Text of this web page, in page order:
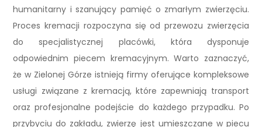
humanitarny i szanujący pamięć o zmarłym zwierzęciu.
Proces kremacji rozpoczyna się od przewozu zwierzęcia
do specjalistycznej placówki, która dysponuje
odpowiednim piecem kremacyjnym. Warto zaznaczyć,
że w Zielonej Górze istnieją firmy oferujące kompleksowe
usługi związane z kremacją, które zapewniają transport
oraz profesjonalne podejście do każdego przypadku. Po
przybyciu do zakładu, zwierzę jest umieszczane w piecu